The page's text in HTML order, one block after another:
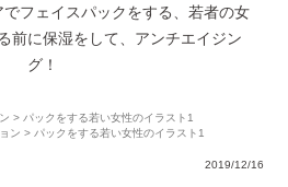
フェイスパックをする、若者の女
前に保湿をして、アンチエイジン
グ！
> パックをする若い女性のイラスト1
ン > パックをする若い女性のイラスト1
2019/12/16